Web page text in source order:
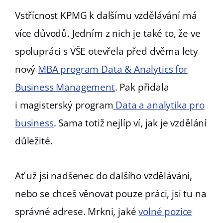
Vstřícnost KPMG k dalšímu vzdělávání má
více důvodů. Jedním z nich je také to, že ve
spolupráci s VŠE otevřela před dvěma lety
nový MBA program Data & Analytics for
Business Management. Pak přidala
i magisterský program Data a analytika pro
business. Sama totiž nejlíp ví, jak je vzdělání
důležité.
Ať už jsi nadšenec do dalšího vzdělávání,
nebo se chceš věnovat pouze práci, jsi tu na
správné adrese. Mrkni, jakévolné pozice